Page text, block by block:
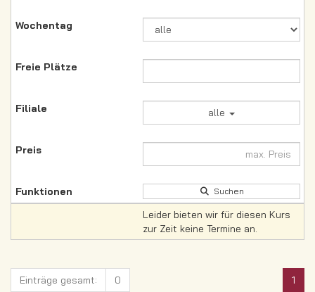
alle
Suchen
Leider bieten wir für diesen Kurs
zur Zeit keine Termine an.
1
Einträge gesamt: 0